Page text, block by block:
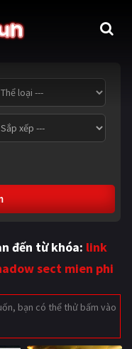
động
tranh
- Hình sự
học - Tài liệu
đến từ khóa: link
sect mien phi
bạn có thể thử bấm vào